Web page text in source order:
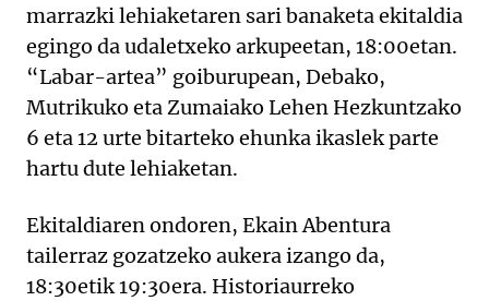
marrazki lehiaketaren sari banaketa ekitaldia
egingo da udaletxeko arkupeetan, 18:00etan.
“Labar-artea” goiburupean, Debako,
Mutrikuko eta Zumaiako Lehen Hezkuntzako
6 eta 12 urte bitarteko ehunka ikaslek parte
hartu dute lehiaketan.
Ekitaldiaren ondoren, Ekain Abentura
tailerraz gozatzeko aukera izango da,
18:30etik 19:30era. Historiaurreko